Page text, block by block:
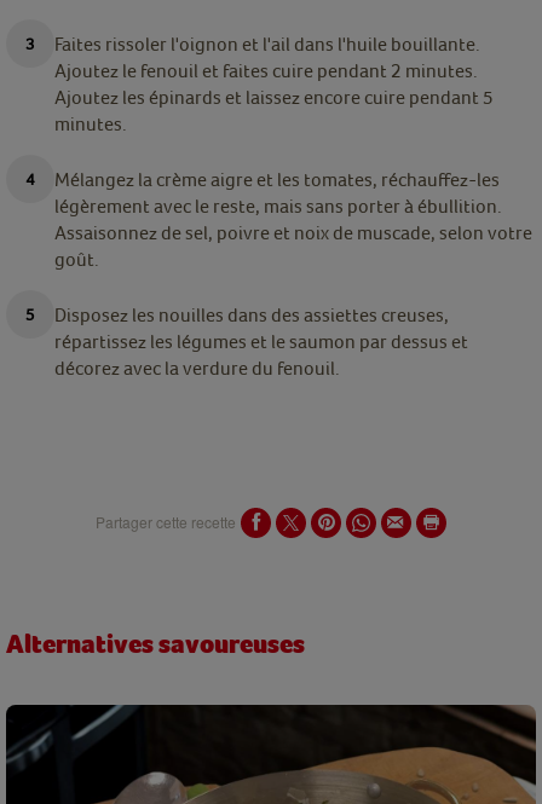
Faites rissoler l'oignon et l'ail dans l'huile bouillante.
Ajoutez le fenouil et faites cuire pendant 2 minutes.
Ajoutez les épinards et laissez encore cuire pendant 5
minutes.
Mélangez la crème aigre et les tomates, réchauffez-les
légèrement avec le reste, mais sans porter à ébullition.
Assaisonnez de sel, poivre et noix de muscade, selon votre
goût.
Disposez les nouilles dans des assiettes creuses,
répartissez les légumes et le saumon par dessus et
décorez avec la verdure du fenouil.
Partager cette recette
Alternatives savoureuses